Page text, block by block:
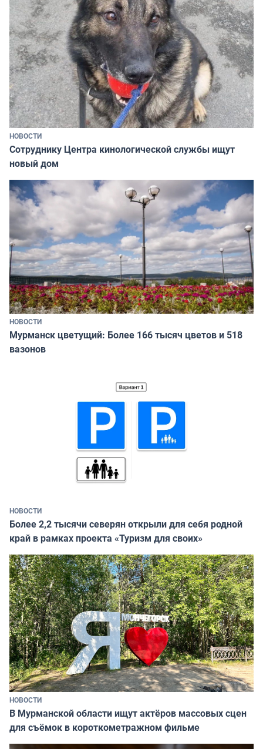
НОВОСТИ
Сотруднику Центра кинологической службы ищут
новый дом
НОВОСТИ
Мурманск цветущий: Более 166 тысяч цветов и 518
вазонов
НОВОСТИ
Более 2,2 тысячи северян открыли для себя родной
край в рамках проекта «Туризм для своих»
НОВОСТИ
В Мурманской области ищут актёров массовых сцен
для съёмок в короткометражном фильме